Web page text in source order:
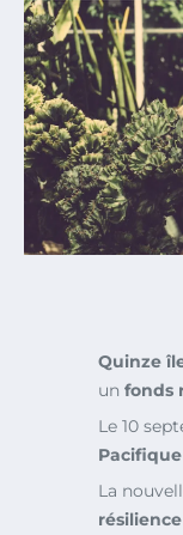
Quinze
un fonds
Le 10
Pacifique
La